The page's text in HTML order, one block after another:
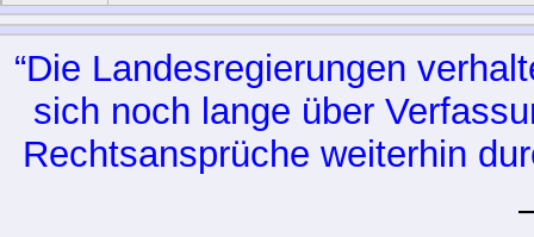
“Die Landesregierungen
sich noch lange über
Rechtsansprüche weiterhin